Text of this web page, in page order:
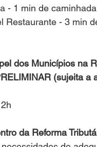
- 1 min de caminhada
Restaurante - 3 min
dos Municípios na
(sujeita a
12h
da Reforma